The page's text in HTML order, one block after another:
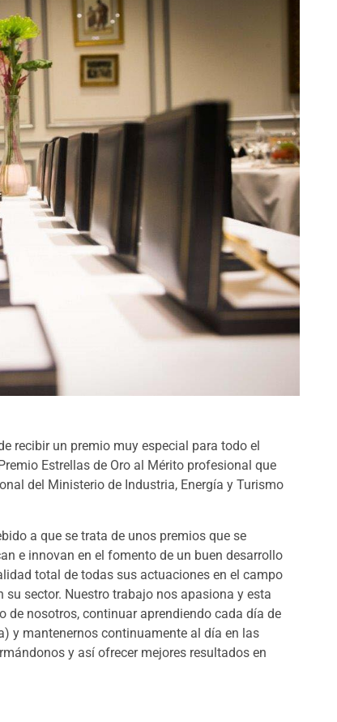
recibir un premio muy especial para todo el
Estrellas de Oro al Mérito profesional que
del Ministerio de Industria, Energía y Turismo
a que se trata de unos premios que se
e innovan en el fomento de un buen desarrollo
total de todas sus actuaciones en el campo
sector. Nuestro trabajo nos apasiona y esta
de nosotros, continuar aprendiendo cada día de
y mantenernos continuamente al día en las
y así ofrecer mejores resultados en